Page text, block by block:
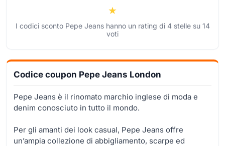
I codici sconto Pepe Jeans hanno un rating di 4stelle su 14
voti
Codice coupon Pepe Jeans London
Pepe Jeans è il rinomato marchio inglese di moda e
denim conosciuto in tutto il mondo.
Per gli amanti dei look casual, Pepe Jeans offre
un’ampia collezione di abbigliamento, scarpe ed